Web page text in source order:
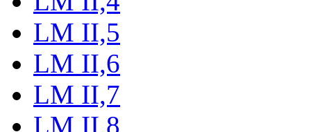
LM II,5
LM II,6
LM II,7
LM II,8